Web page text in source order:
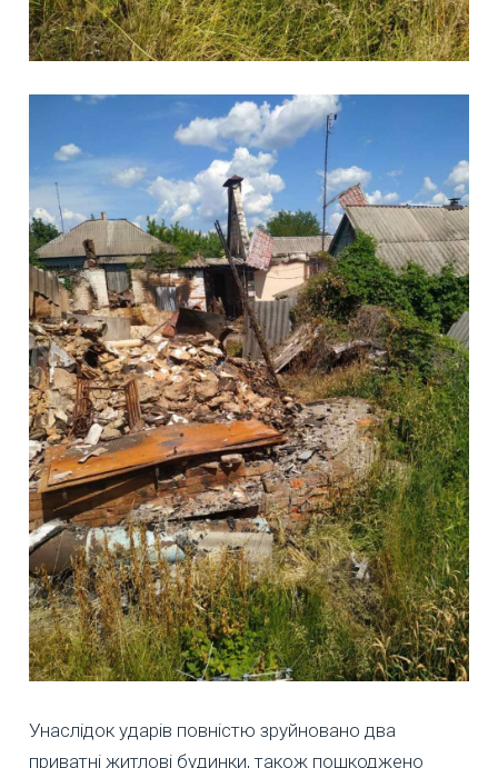
Унаслідок ударів повністю зруйновано два
приватні житлові будинки, також пошкоджено